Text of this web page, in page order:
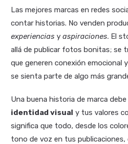
Las mejores marcas en redes
contar historias. No venden
experiencias yaspiraciones. El
allá de publicar fotos bonitas; se
que generen conexión emocional
se sienta parte de algo más
Una buena historia de marca
identidad visual y tus valores
significa que todo, desde los
tono de voz en tus publicaciones,